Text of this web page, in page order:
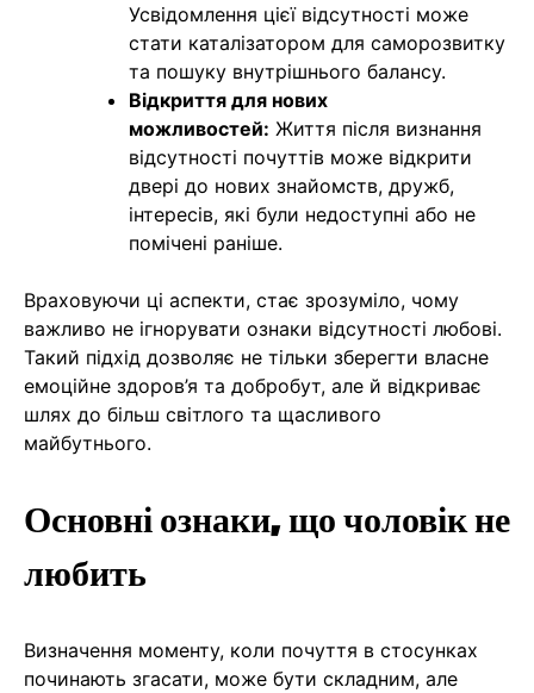
Усвідомлення цієї відсутності може
стати каталізатором для саморозвитку
та пошуку внутрішнього балансу.
Відкриття для нових
можливостей: Життя після визнання
відсутності почуттів може відкрити
двері до нових знайомств, дружб,
інтересів, які були недоступні або не
помічені раніше.
Враховуючи ці аспекти, стає зрозуміло, чому
важливо не ігнорувати ознаки відсутності любові.
Такий підхід дозволяє не тільки зберегти власне
емоційне здоров’я та добробут, але й відкриває
шлях до більш світлого та щасливого
майбутнього.
Основні ознаки, що чоловік не
любить
Визначення моменту, коли почуття в стосунках
починають згасати, може бути складним, але